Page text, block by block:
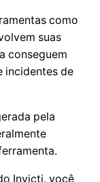
como
suas
conseguem
incidentes de
pela
Invicti, você